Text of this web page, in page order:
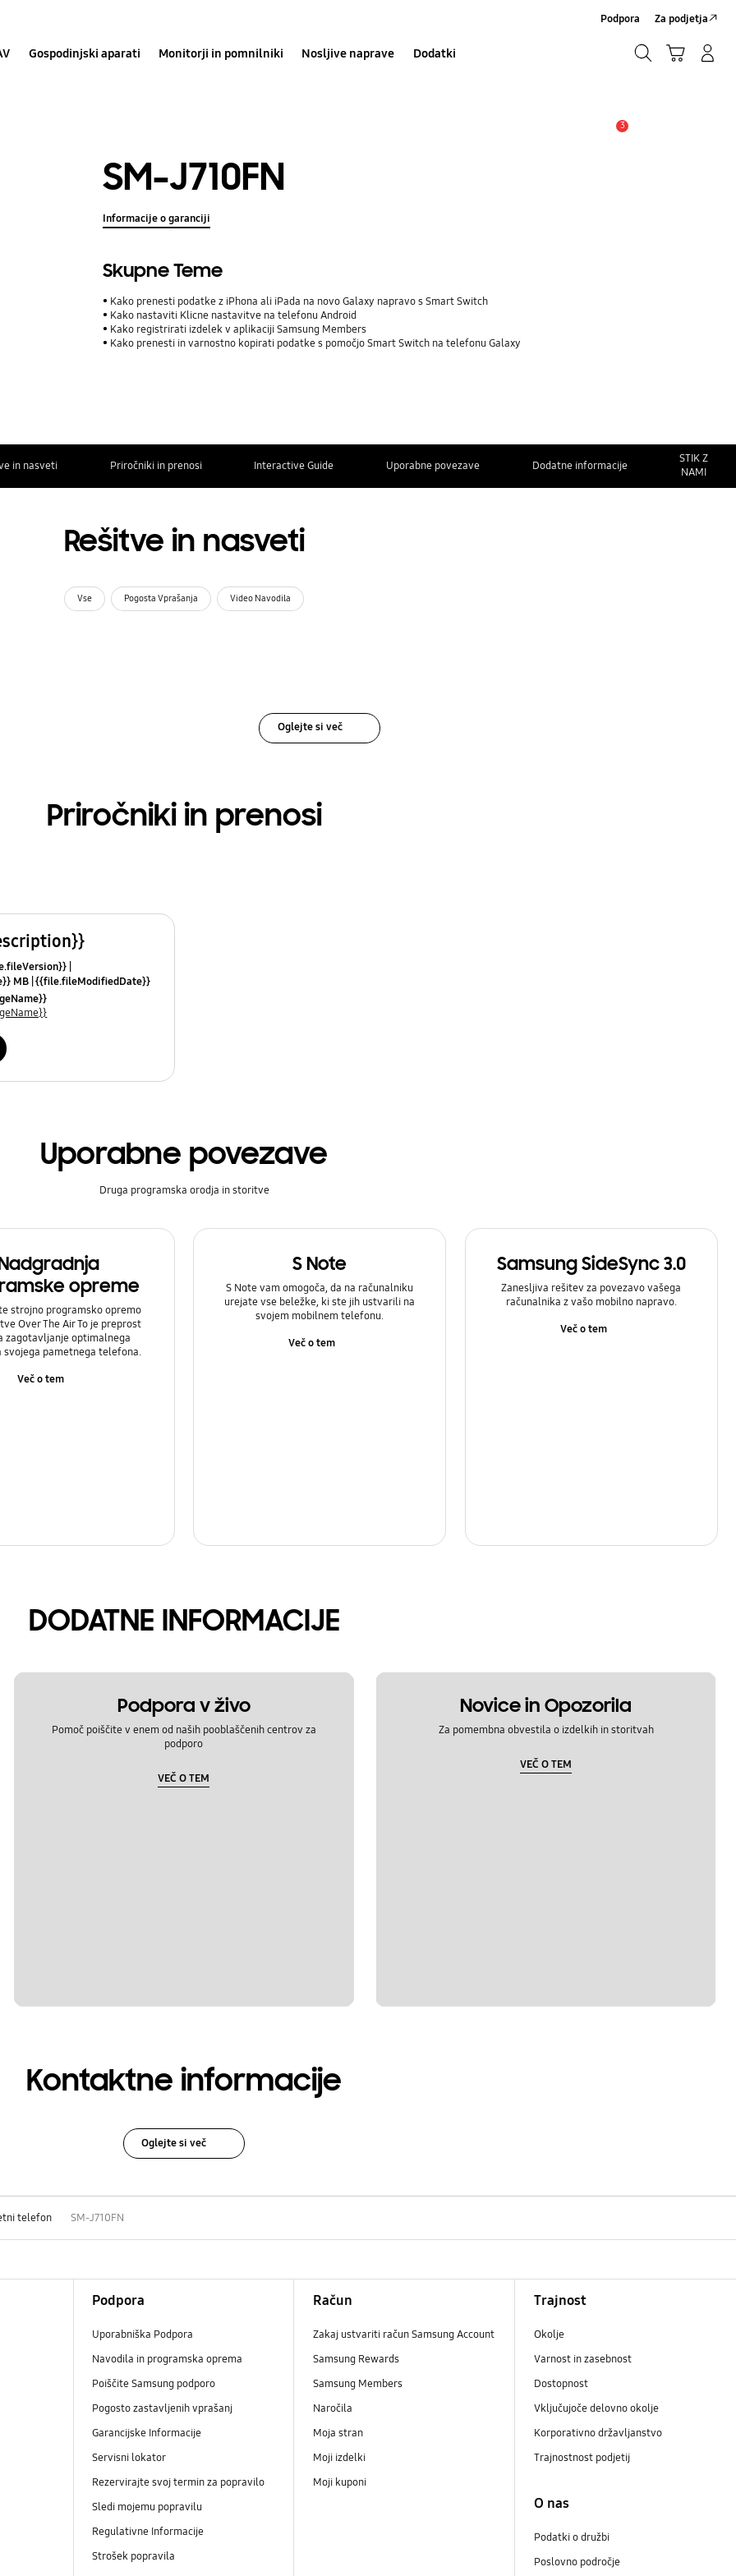
Gospodinjski aparati Monitorji in pomnilniki Nosljive naprave Dodatki
Podpora Za podjetja
3
SM-J710FN
Informacije o garanciji
Skupne Teme
Kako prenesti podatke z iPhona ali iPada na novo Galaxy napravo s Smart Switch
Kako nastaviti Klicne nastavitve na telefonu Android
Kako registrirati izdelek v aplikaciji Samsung Members
Kako prenesti in varnostno kopirati podatke s pomočjo Smart Switch na telefonu Galaxy
in nasveti Priročniki in prenosi Interactive Guide Uporabne povezave Dodatne informacije
STIK Z
NAMI
Rešitve in nasveti
Vse Pogosta Vprašanja Video Navodila
Oglejte si več
Priročniki in prenosi
MB {{file.fileModifiedDate}}
Uporabne povezave
Druga programska orodja in storitve
opreme
strojno programsko opremo
Over The Air To je preprost
zagotavljanje optimalnega
svojega pametnega telefona.
Več o tem
S Note
S Note vam omogoča, da na računalniku
urejate vse beležke, ki ste jih ustvarili na
svojem mobilnem telefonu.
Več o tem
Samsung SideSync 3.0
Zanesljiva rešitev za povezavo vašega
računalnika z vašo mobilno napravo.
Več o tem
DODATNE INFORMACIJE
Podpora v živo
Pomoč poiščite v enem od naših pooblaščenih centrov za
podporo
VEČ O TEM
Novice in Opozorila
Za pomembna obvestila o izdelkih in storitvah
VEČ O TEM
Kontaktne informacije
Oglejte si več
telefon SM-J710FN
Podpora
Uporabniška Podpora
Navodila in programska oprema
Poiščite Samsung podporo
Pogosto zastavljenih vprašanj
Garancijske Informacije
Servisni lokator
Rezervirajte svoj termin za popravilo
Sledi mojemu popravilu
Regulativne Informacije
Strošek popravila
Račun
Zakaj ustvariti račun Samsung Account
Samsung Rewards
Samsung Members
Naročila
Moja stran
Moji izdelki
Moji kuponi
Trajnost
Okolje
Varnost in zasebnost
Dostopnost
Vključujoče delovno okolje
Korporativno državljanstvo
Trajnostnost podjetij
O nas
Podatki o družbi
Poslovno področje